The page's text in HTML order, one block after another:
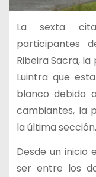
La sexta
participantes
Ribeira Sacra,
Luintra que
blanco debido
cambiantes, la
la última sección.
Desde un inicio
ser entre los